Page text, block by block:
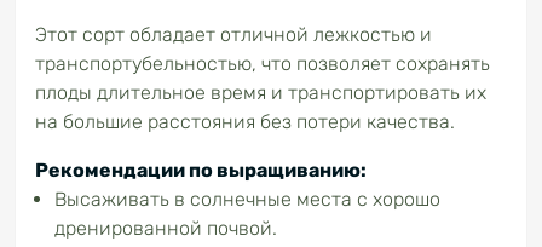
Этот сорт обладает отличной лежкостью и
транспортубельностью, что позволяет сохранять
плоды длительное время и транспортировать их
на большие расстояния без потери качества.
Рекомендации по выращиванию:
Высаживать в солнечные места с хорошо
дренированной почвой.